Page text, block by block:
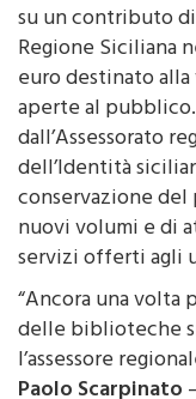
Labiblioteca
su un contributo
Regione Siciliana
euro destinato
aperte al
dall’Assessorato
dell’Identità
conservazione del
nuovi volumi e di
servizi offerti agli
“Ancora una volta
delle biblioteche